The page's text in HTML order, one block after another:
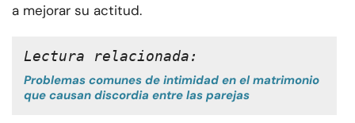
a mejorar su actitud.
Lectura relacionada:
Problemas comunes de intimidad en el matrimonio
que causan discordia entre las parejas